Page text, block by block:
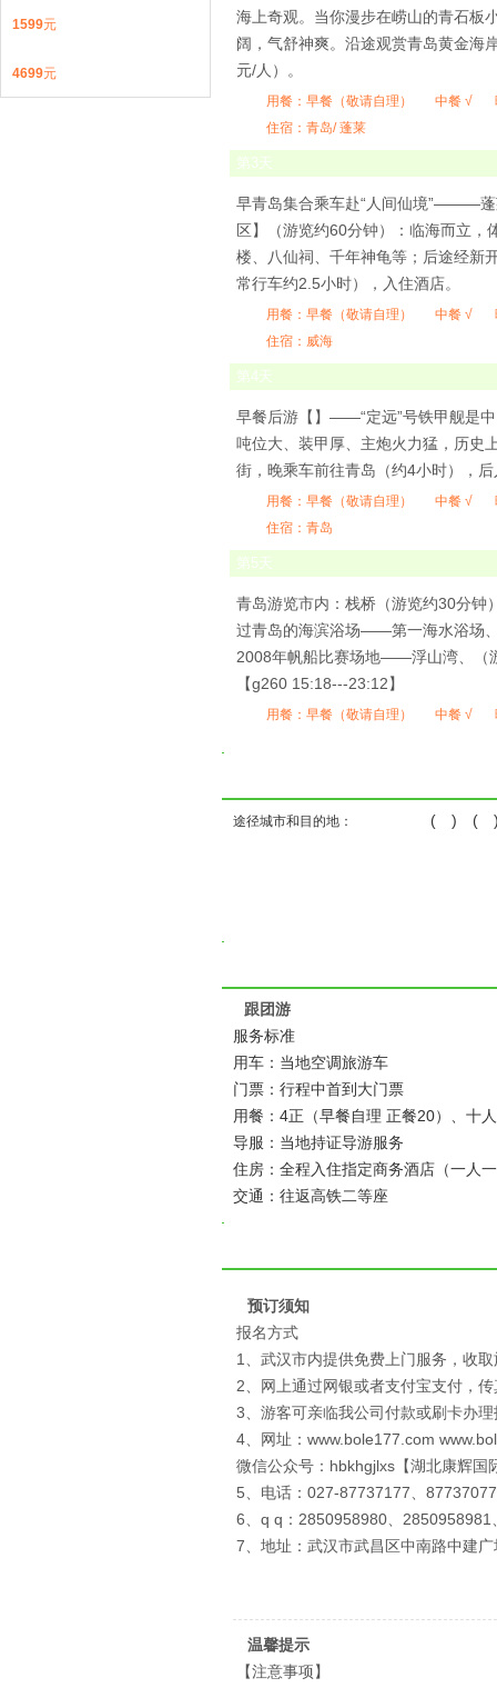
海上奇观。当你漫步在崂山的青石板
阔，气舒神爽。沿途观赏青岛黄金海
元/人）。
用餐： 早餐（敬请自理） 中餐 √
住宿：青岛/ 蓬莱
第3天
早青岛集合乘车赴“人间仙境”———蓬
区】（游览约60分钟）：临海而立，
楼、八仙祠、千年神龟等；后途经
常行车约2.5小时），入住酒店。
用餐： 早餐（敬请自理） 中餐 √
住宿：威海
第4天
早餐后游【】——“定远”号铁甲舰是
吨位大、装甲厚、主炮火力猛，历史
街，晚乘车前往青岛（约4小时），
用餐： 早餐（敬请自理） 中餐 √
住宿：青岛
第5天
青岛游览市内：栈桥（游览约30分钟
过青岛的海滨浴场——第一海水浴场
2008年帆船比赛场地——浮山湾、（
【g260 15:18---23:12】
用餐： 早餐（敬请自理） 中餐 √
途径城市和目的地： ( ) ( )
跟团游
服务标准
用车：当地空调旅游车
门票：行程中首到大门票
用餐：4正（早餐自理 正餐20）、十
导服：当地持证导游服务
住房：全程入住指定商务酒店（一人
交通：往返高铁二等座
预订须知
报名方式
1、武汉市内提供免费上门服务，收
2、网上通过网银或者支付宝支付，
3、游客可亲临我公司付款或刷卡办
4、网址：www.bole177.com
微信公众号：hbkhgjlxs【湖北康辉国
5、电话：027-87737177、
6、q q：2850958980、
7、地址：武汉市武昌区中南路中建
温馨提示
【注意事项】
1599元
4699元